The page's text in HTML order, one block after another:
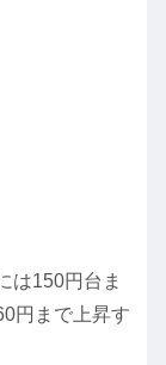
は150円台ま
円まで上昇す